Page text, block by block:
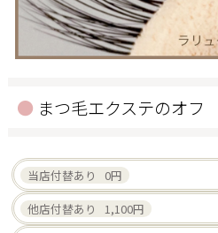
まつ毛エクステのオフ
当店付替あり 0円
他店付替あり 1,100円